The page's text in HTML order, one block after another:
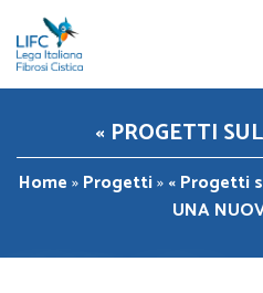
« PROGETTI
Home»Progetti»« Progetti
UNA